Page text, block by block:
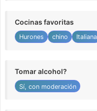
Cocinas favoritas
Hurones chino Italiana
Tomar alcohol?
Sí, con moderación